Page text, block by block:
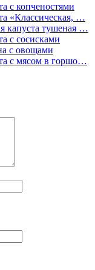
с копченостями
«Классическая, …
капуста тушеная …
с сосисками
с овощами
с мясом в горшо…